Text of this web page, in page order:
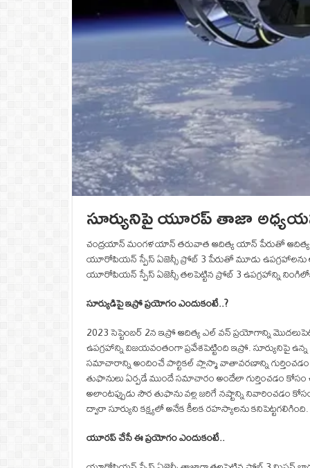
సూర్యునిపై యూరప్ తాజా
చంద్రయాన్ మంగళయాన్ తరువాత ఆదిత్య యాన్ పేరుతో ఆదిత్య
యూరోపియన్ స్పేస్ ఏజెన్సీ ప్రోబ్ 3 పేరుతో మూడు
యూరోపియన్ స్పేస్ ఏజెన్సీ తలపెట్టిన ప్రోబ్ 3 ఉపగ్రహాన్ని
సూర్యుడిపై ఇస్రో ప్రయోగం ఎందుకంటే..?
2023 సెప్టెంబర్ 2న ఇస్రో ఆదిత్య ఎల్ వన్ ప్రయోగాన్ని
ఉపగ్రహాన్ని విజయవంతంగా ప్రవేశపెట్టింది ఇస్రో.
సమాచారాన్ని అందించే పార్టికల్ ప్లాస్మా వాతావరణాన్ని
తుఫానులు ఏర్పడే ముందే సమాచారం అందేలా గుర్తించడం
అలాంటప్పుడు సౌర తుఫాను వల్ల జరిగే నష్టాన్ని నివారించడం
ద్వారా సూర్యుని కక్ష్యలో అనేక కీలక రహస్యాలను కనిపెట్టగలిగింది.
యూరప్ చేసే ఈ ప్రయోగం ఎందుకంటే..